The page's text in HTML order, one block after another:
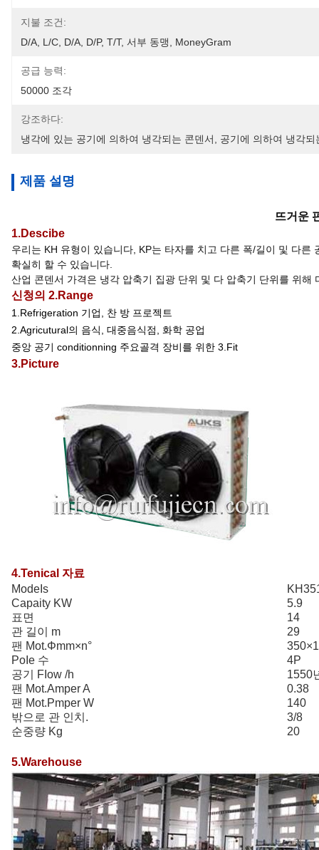
지불 조건:
D/A, L/C, D/A, D/P, T/T, 서부 동맹, MoneyGram
공급 능력:
50000 조각
강조하다:
냉각에 있는 공기에 의하여 냉각되는 콘덴서
공기에 의하여 냉각되
제품 설명
뜨거운
1.Descibe
우리는 KH 유형이 있습니다, KP는 타자를 치고 다른 폭/길이 및 다
확실히 할 수 있습니다.
산업 콘덴서 가격은 냉각 압축기 집광 단위 및 다 압축기 단위를 위
신청의 2.Range
1.Refrigeration 기업, 찬 방 프로젝트
2.Agricutural의 음식, 대중음식점, 화학 공업
중앙 공기 conditionning 주요골격 장비를 위한 3.Fit
3.Picture
4.Tenical 자료
ModeIs
Capaity KW
5.9
표면
14
관 길이 m
29
팬 Mot.Φmm×n°
350×1
PoIe 수
4P
공기 FIow /h
1550
팬 Mot.Amper A
0.38
팬 Mot.Pmper W
140
밖으로 관 인치.
3/8
순중량 Kg
20
5.Warehouse